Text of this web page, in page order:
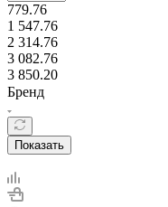
779.76
1 547.76
2 314.76
3 082.76
3 850.20
Бренд
Показать